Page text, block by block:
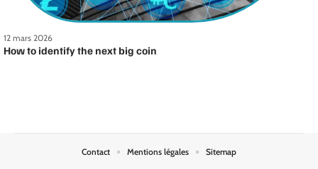
12 mars 2026
How to identify the next big coin
Contact Mentions légales Sitemap